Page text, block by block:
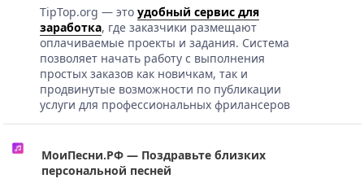
TipTop.org — это удобный сервис для
заработка, где заказчики размещают
оплачиваемые проекты и задания. Система
позволяет начать работу с выполнения
простых заказов как новичкам, так и
продвинутые возможности по публикации
услуги для профессиональных фрилансеров
МоиПесни.РФ — Поздравьте близких
персональной песней